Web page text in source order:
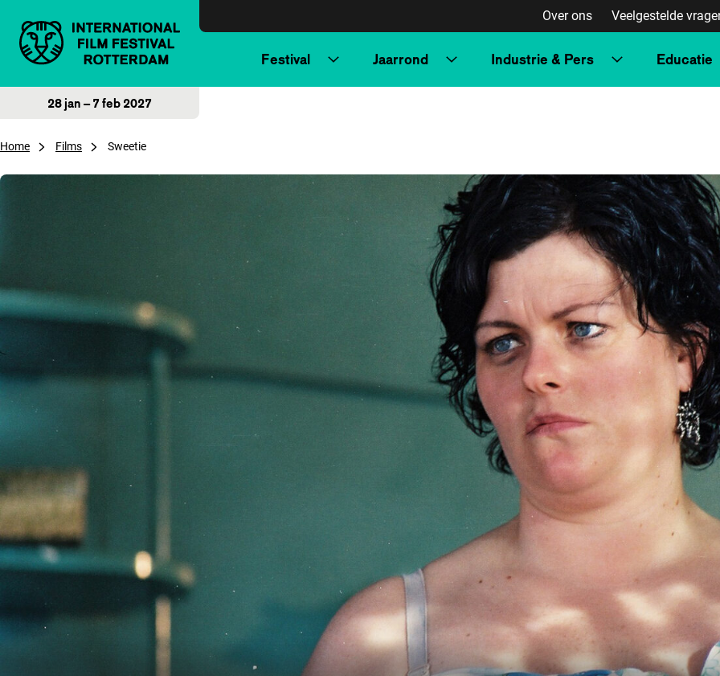
Over ons Veelgestelde
Festival Jaarrond Industrie & Pers Educatie
28 jan – 7 feb 2027
Home Films Sweetie